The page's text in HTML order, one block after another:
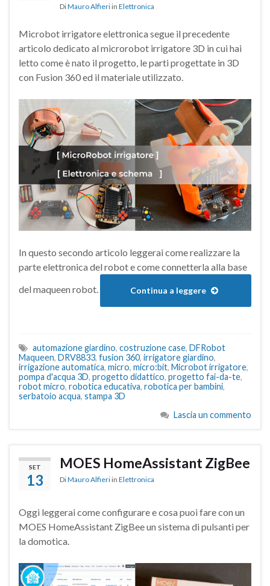
DiMauro Alfieri in Elettronica
Microbot irrigatore elettronica segue il precedente
articolo dedicato al microrobot irrigatore 3D in cui hai
letto come è nato il progetto, le parti progettate in 3D
con Fusion 360 ed il materiale utilizzato.
In questo secondo articolo leggerai come realizzare la
parte elettronica del robot e come connetterla alla base
del maqueen robot.
Continua a leggere
automazione giardino, costruzione case, DFRobot
Maqueen, DRV8833, fusion 360, irrigatore giardino,
irrigazione automatica, micro, micro:bit, Microbot irrigatore,
pompa d'acqua 3D, progetto didattico, progetto fai-da-te,
robot micro, robotica educativa, robotica per bambini,
serbatoio acqua, stampa 3D
Lascia un commento
SET
13
MOES HomeAssistant ZigBee
DiMauro Alfieri in Elettronica
Oggi leggerai come configurare e cosa puoi fare con un
MOES HomeAssistant ZigBee un sistema di pulsanti per
la domotica.